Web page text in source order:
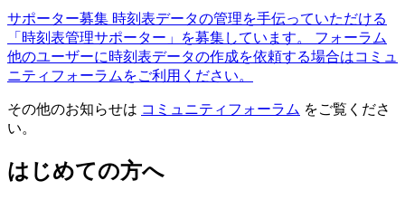
サポーター募集 時刻表データの管理を手伝っていただける
「時刻表管理サポーター」を募集しています。
フォーラム
他のユーザーに時刻表データの作成を依頼する場合はコミュ
ニティフォーラムをご利用ください。
その他のお知らせは コミュニティフォーラム をご覧くださ
い。
はじめての方へ